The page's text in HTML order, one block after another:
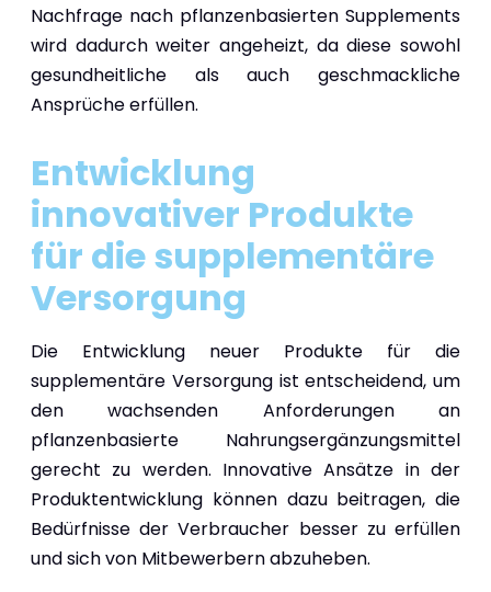
Nachfrage nach pflanzenbasierten Supplements
wird dadurch weiter angeheizt, da diese sowohl
gesundheitliche als auch geschmackliche
Ansprüche erfüllen.
Entwicklung
innovativer Produkte
für die supplementäre
Versorgung
Die Entwicklung neuer Produkte für die
supplementäre Versorgung ist entscheidend, um
den wachsenden Anforderungen an
pflanzenbasierte Nahrungsergänzungsmittel
gerecht zu werden. Innovative Ansätze in der
Produktentwicklung können dazu beitragen, die
Bedürfnisse der Verbraucher besser zu erfüllen
und sich von Mitbewerbern abzuheben.